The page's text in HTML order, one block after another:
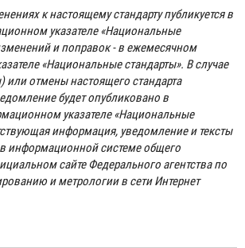
к настоящему стандарту публикуется в
указателе «Национальные
и поправок - в ежемесячном
«Национальные стандарты». В случае
или отмены настоящего стандарта
будет опубликовано в
указателе «Национальные
информация, уведомление и тексты
информационной системе общего
сайте Федерального агентства по
и метрологии в сети Интернет